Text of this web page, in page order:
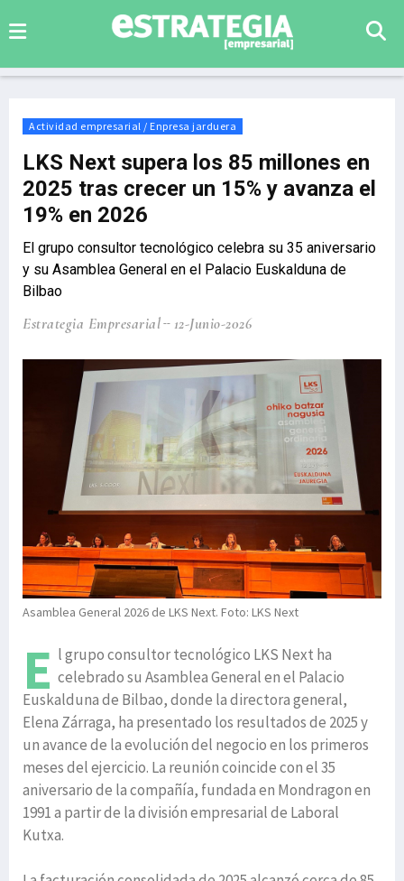
Actividad empresarial / Enpresa jarduera
LKS Next supera los 85 millones en
2025 tras crecer un 15% y avanza el
19% en 2026
El grupo consultor tecnológico celebra su 35 aniversario
y su Asamblea General en el Palacio Euskalduna de
Bilbao
Estrategia Empresarial 12-Junio-2026
Asamblea General 2026 de LKS Next. Foto: LKS Next
E l grupo consultor tecnológico LKS Next ha
celebrado su Asamblea General en el Palacio
Euskalduna de Bilbao, donde la directora general,
Elena Zárraga, ha presentado los resultados de 2025 y
un avance de la evolución del negocio en los primeros
meses del ejercicio. La reunión coincide con el 35
aniversario de la compañía, fundada en Mondragon en
1991 a partir de la división empresarial de Laboral
Kutxa.